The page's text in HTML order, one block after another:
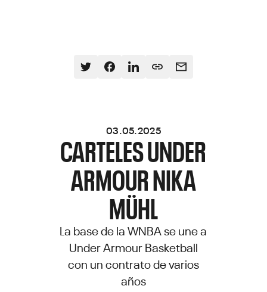
03.05.2025
CARTELES UNDER
ARMOUR NIKA
MÜHL
La base de la WNBA se une a
Under Armour Basketball
con un contrato de varios
años